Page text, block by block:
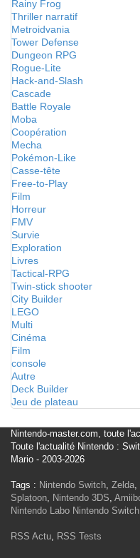
Rainy Frog
Thriller narratif
Metroidvania
Tower Defense
Dungeon RPG
Rogue-Lite
Hack-and-Slash
Cascade
Battle Royale
Moba
Coopération
Mecha
Pokémon-Like
Casse-tête
Free-to-Play
Film
Horreur
FMV
Survie
Exploration
Livres
Tactical-RPG
Twin-stick shooter
City Builder
LEGO
Multi
Cinéma
Film
console
Autre
Deck Builder
Jeu de plateau
Nintendo-master.com, toute
Toute l'actualité Nintendo :
Mario - 2003-2026
Tags : Nintendo Switch, Zelda,
Splatoon, Nintendo 3DS,
Nintendo Labo Nintendo
RSS Actu, RSS Tests